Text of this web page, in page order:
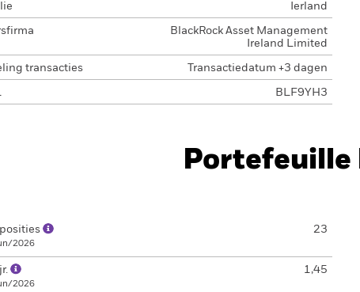
Ierland
BlackRock Asset Management
Ireland Limited
transacties Transactiedatum +3 dagen
BLF9YH3
Portefeuille
2026
23
2026
1,45